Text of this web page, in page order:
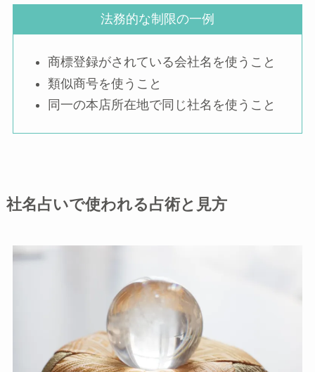
法務的な制限の一例
商標登録がされている会社名を使うこと
類似商号を使うこと
同一の本店所在地で同じ社名を使うこと
社名占いで使われる占術と見方